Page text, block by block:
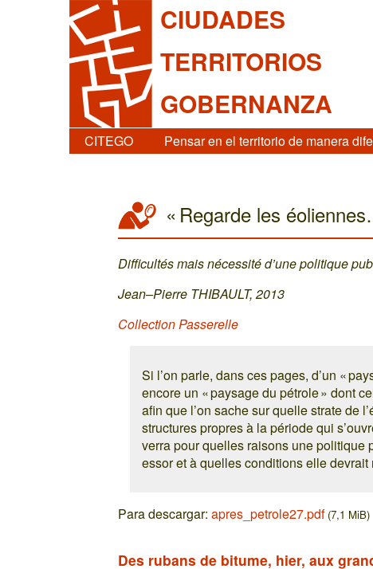
CIUDADES
TERRITORIOS
GOBERNANZA
CITEGO Pensar en el territorio de manera
« Regarde les
Difficultés mais nécessité d’une politique
Jean–Pierre THIBAULT, 2013
Collection Passerelle
Si l’on parle, dans ces pages, d’un «
encore un « paysage du pétrole » dont
afin que l’on sache sur quelle strate de
structures propres à la période qui
verra pour quelles raisons une politique
essor et à quelles conditions elle
Para descargar:apres_petrole27.pdf (7,1 MiB)
Des rubans de bitume, hier, aux